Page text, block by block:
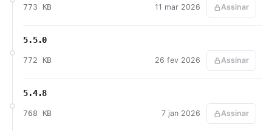
773 KB 11 mar 2026 Assinar
5.5.0
772 KB 26 fev 2026 Assinar
5.4.8
768 KB 7 jan 2026 Assinar